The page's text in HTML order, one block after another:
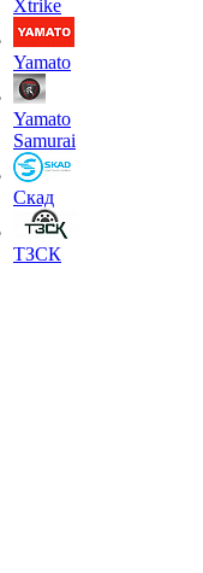
Xtrike
Yamato
Yamato
Samurai
Скад
ТЗСК